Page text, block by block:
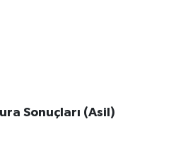
Sonuçları (Asil)